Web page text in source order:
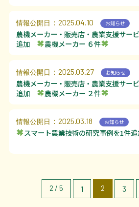
情報公開日 ：2025.04.10 お知らせ
農機メーカー・販売店・農業支援サー
追加
農機メーカー ６件
情報公開日 ：2025.03.27 お知らせ
農機メーカー・販売店・農業支援サー
追加
農機メーカー ２件
情報公開日 ：2025.03.18 お知らせ
スマート農業技術の研究事例を1件
2 / 5 1 2 3